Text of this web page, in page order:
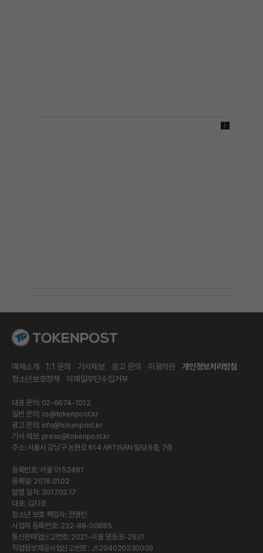
매체소개 1:1 문의 기사제보 광고 문의 이용약관
개인정보처리방침
청소년보호정책
이메일무단수집거부
대표 문의: 02-6674-1012
일반 문의: cs@tokenpost.kr
광고 문의: info@tokenpost.kr
기사 제보: press@tokenpost.kr
주소: 서울시 강남구 논현로 614 ARTISAN 빌딩 6층, 7층
등록번호: 서울 아 52481
등록일: 2018.01.02
발행 일자: 2017.02.17
대표: 김지호
청소년 보호 책임자: 전영빈
사업자 등록번호: 232-88-00885
통신판매업신고번호: 2021-서울 영등포-2531
직업정보제공사업신고번호 : J1204020230009